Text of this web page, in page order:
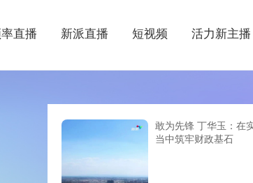
直播 新派直播 短视频 活力新主播
敢为先锋 丁华玉：在
当中筑牢财政基石